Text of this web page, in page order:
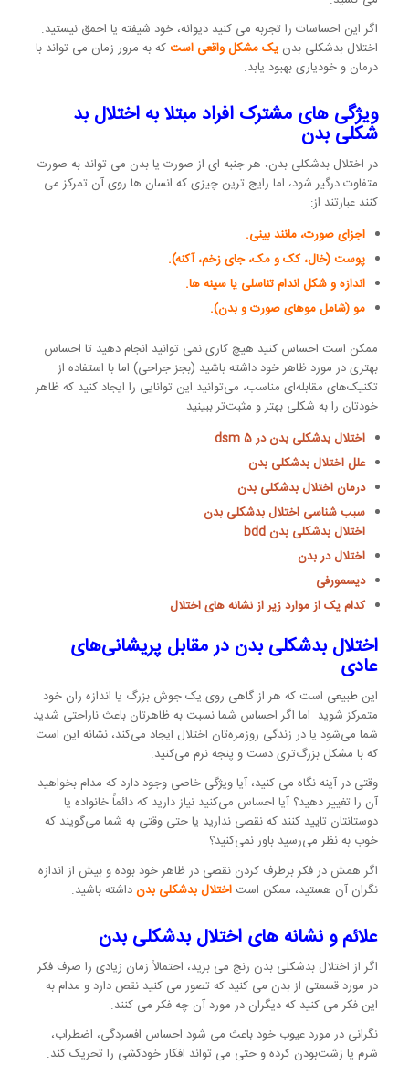
اگر این احساسات را تجربه می کنید دیوانه، خود شیفته یا احمق نیستید.
اختلال بدشکلی بدن یک مشکل واقعی استکه به مرور زمان می تواند با
درمان و خودیاری بهبود یابد.
ویژگی های مشترک افراد مبتلا به اختلال بد
شکلی بدن
در اختلال بدشکلی بدن، هر جنبه ای از صورت یا بدن می تواند به صورت
متفاوت درگیر شود، اما رایج ترین چیزی که انسان ها روی آن تمرکز می
کنند عبارتند از:
اجزای صورت، مانند بینی.
پوست (خال، کک و مک، جای زخم، آکنه).
اندازه و شکل اندام تناسلی یا سینه ها.
مو (شامل موهای صورت و بدن).
ممکن است احساس کنید هیچ کاری نمی توانید انجام دهید تا احساس
بهتری در مورد ظاهر خود داشته باشید (بجز جراحی) اما با استفاده از
تکنیک‌های مقابله‌ای مناسب، می‌توانید این توانایی را ایجاد کنید که ظاهر
خودتان را به شکلی بهتر و مثبت‌تر ببینید.
اختلال بدشکلی بدن در dsm 5
علل اختلال بدشکلی بدن
درمان اختلال بدشکلی بدن
سبب شناسی اختلال بدشکلی بدن
اختلال بدشکلی بدن bdd
اختلال در بدن
دیسمورفی
کدام یک از موارد زیر از نشانه های اختلال
اختلال بدشکلی بدن در مقابل پریشانی‌های
عادی
این طبیعی است که هر از گاهی روی یک جوش بزرگ یا اندازه ران خود
متمرکز شوید. اما اگر احساس شما نسبت به ظاهرتان باعث ناراحتی شدید
شما می‌شود یا در زندگی روزمره‌تان اختلال ایجاد می‌کند، نشانه‌ این است
که با مشکل بزرگ‌تری دست و پنجه نرم می‌کنید.
وقتی در آینه نگاه می کنید، آیا ویژگی خاصی وجود دارد که مدام بخواهید
آن را تغییر دهید؟ آیا احساس می‌کنید نیاز دارید که دائماً خانواده یا
دوستانتان تایید کنند که نقصی ندارید یا حتی وقتی به شما می‌گویند که
خوب به نظر می‌رسید باور نمی‌کنید؟
اگر همش در فکر برطرف کردن نقصی در ظاهر خود بوده و بیش از اندازه
نگران آن هستید، ممکن است اختلال بدشکلی بدن داشته باشید.
علائم و نشانه های اختلال بدشکلی بدن
اگر از اختلال بدشکلی بدن رنج می برید، احتمالاً زمان زیادی را صرف فکر
در مورد قسمتی از بدن می کنید که تصور می کنید نقص دارد و مدام به
این فکر می کنید که دیگران در مورد آن چه فکر می کنند.
نگرانی در مورد عیوب خود باعث می شود احساس افسردگی، اضطراب،
شرم یا زشت‌بودن کرده و حتی می تواند افکار خودکشی را تحریک کند.